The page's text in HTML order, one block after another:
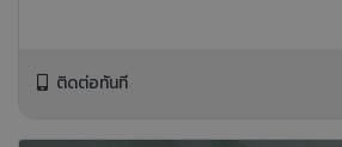
ติดต่อทันที